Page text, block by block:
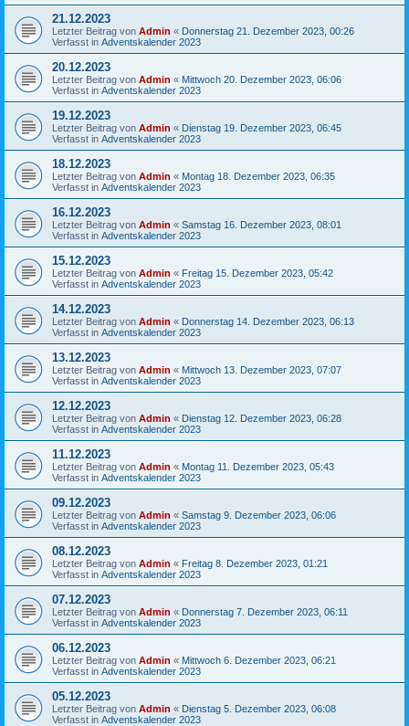
21.12.2023
Letzter Beitrag von Admin « Donnerstag 21. Dezember 2023, 00:26
Verfasst in Adventskalender 2023
20.12.2023
Letzter Beitrag von Admin « Mittwoch 20. Dezember 2023, 06:06
Verfasst in Adventskalender 2023
19.12.2023
Letzter Beitrag von Admin « Dienstag 19. Dezember 2023, 06:45
Verfasst in Adventskalender 2023
18.12.2023
Letzter Beitrag von Admin « Montag 18. Dezember 2023, 06:35
Verfasst in Adventskalender 2023
16.12.2023
Letzter Beitrag von Admin « Samstag 16. Dezember 2023, 08:01
Verfasst in Adventskalender 2023
15.12.2023
Letzter Beitrag von Admin « Freitag 15. Dezember 2023, 05:42
Verfasst in Adventskalender 2023
14.12.2023
Letzter Beitrag von Admin « Donnerstag 14. Dezember 2023, 06:13
Verfasst in Adventskalender 2023
13.12.2023
Letzter Beitrag von Admin « Mittwoch 13. Dezember 2023, 07:07
Verfasst in Adventskalender 2023
12.12.2023
Letzter Beitrag von Admin « Dienstag 12. Dezember 2023, 06:28
Verfasst in Adventskalender 2023
11.12.2023
Letzter Beitrag von Admin « Montag 11. Dezember 2023, 05:43
Verfasst in Adventskalender 2023
09.12.2023
Letzter Beitrag von Admin « Samstag 9. Dezember 2023, 06:06
Verfasst in Adventskalender 2023
08.12.2023
Letzter Beitrag von Admin « Freitag 8. Dezember 2023, 01:21
Verfasst in Adventskalender 2023
07.12.2023
Letzter Beitrag von Admin « Donnerstag 7. Dezember 2023, 06:11
Verfasst in Adventskalender 2023
06.12.2023
Letzter Beitrag von Admin « Mittwoch 6. Dezember 2023, 06:21
Verfasst in Adventskalender 2023
05.12.2023
Letzter Beitrag von Admin « Dienstag 5. Dezember 2023, 06:08
Verfasst in Adventskalender 2023